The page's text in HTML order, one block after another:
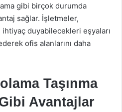
gibi birçok durumda
sağlar. İşletmeler,
ihtiyaç duyabilecekleri eşyaları
ofis alanlarını daha
Taşınma
Avantajlar